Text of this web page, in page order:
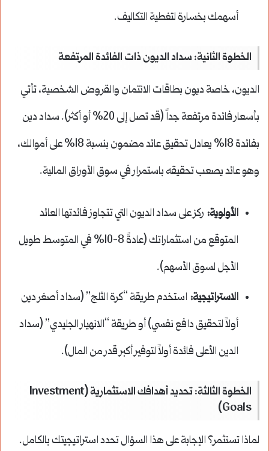
أسهمك بخسارة لتغطية التكاليف.
الخطوة الثانية: سداد الديون ذات الفائدة المرتفعة
الديون، خاصة ديون بطاقات الائتمان والقروض الشخصية، تأتي
بأسعار فائدة مرتفعة جداً (قد تصل إلى 20% أو أكثر). سداد دين
بفائدة 18% يعادل تحقيق عائد مضمون بنسبة 18% على أموالك،
وهو عائد يصعب تحقيقه باستمرار في سوق الأوراق المالية.
الأولوية: ركز على سداد الديون التي تتجاوز فائدتها العائد
المتوقع من استثماراتك (عادةً 8-10% في المتوسط طويل
الأجل لسوق الأسهم).
الاستراتيجية: استخدم طريقة “كرة الثلج” (سداد أصغر دين
أولاً لتحقيق دافع نفسي) أو طريقة “الانهيار الجليدي” (سداد
الدين الأعلى فائدة أولاً لتوفير أكبر قدر من المال).
الخطوة الثالثة: تحديد أهدافك الاستثمارية (Investment
Goals)
لماذا تستثمر؟ الإجابة على هذا السؤال تحدد استراتيجيتك بالكامل.